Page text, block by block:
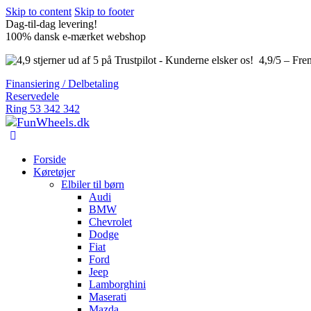
Skip to content Skip to footer
Dag-til-dag levering!
100% dansk e-mærket webshop
4,9/5 –
Finansiering / Delbetaling
Reservedele
Ring 53 342 342
Forside
Køretøjer
Elbiler til børn
Audi
BMW
Chevrolet
Dodge
Fiat
Ford
Jeep
Lamborghini
Maserati